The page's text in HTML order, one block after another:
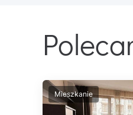
Mieszkanie